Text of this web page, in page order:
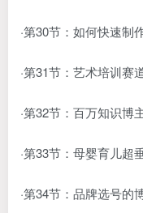
·第30节：如何快速制
·第31节：艺术培训赛
·第32节：百万知识博
·第33节：母婴育儿超
·第34节：品牌选号的